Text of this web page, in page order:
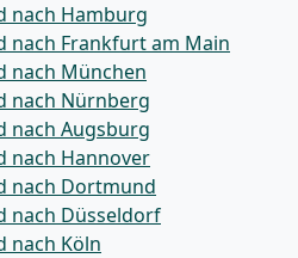
nach Hamburg
nach Frankfurt am Main
nach München
nach Nürnberg
nach Augsburg
nach Hannover
nach Dortmund
nach Düsseldorf
nach Köln